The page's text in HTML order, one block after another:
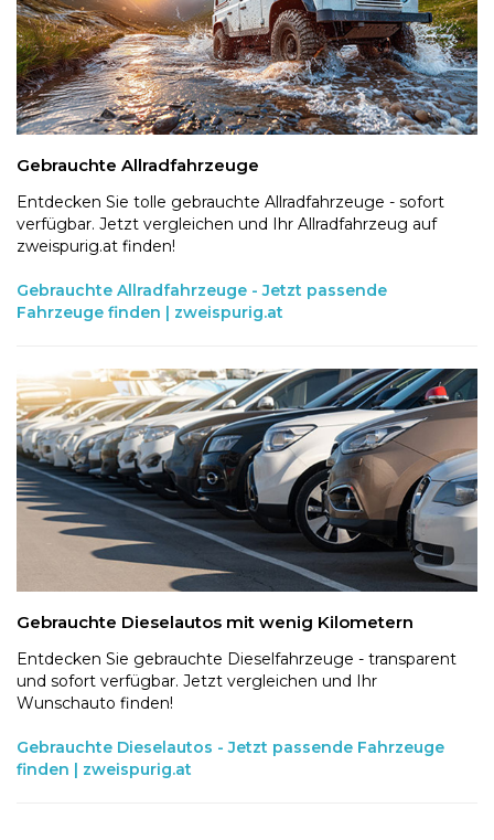
Gebrauchte Allradfahrzeuge
Entdecken Sie tolle gebrauchte Allradfahrzeuge - sofort
verfügbar. Jetzt vergleichen und Ihr Allradfahrzeug auf
zweispurig.at finden!
Gebrauchte Allradfahrzeuge - Jetzt passende
Fahrzeuge finden | zweispurig.at
Gebrauchte Dieselautos mit wenig Kilometern
Entdecken Sie gebrauchte Dieselfahrzeuge - transparent
und sofort verfügbar. Jetzt vergleichen und Ihr
Wunschauto finden!
Gebrauchte Dieselautos - Jetzt passende Fahrzeuge
finden | zweispurig.at